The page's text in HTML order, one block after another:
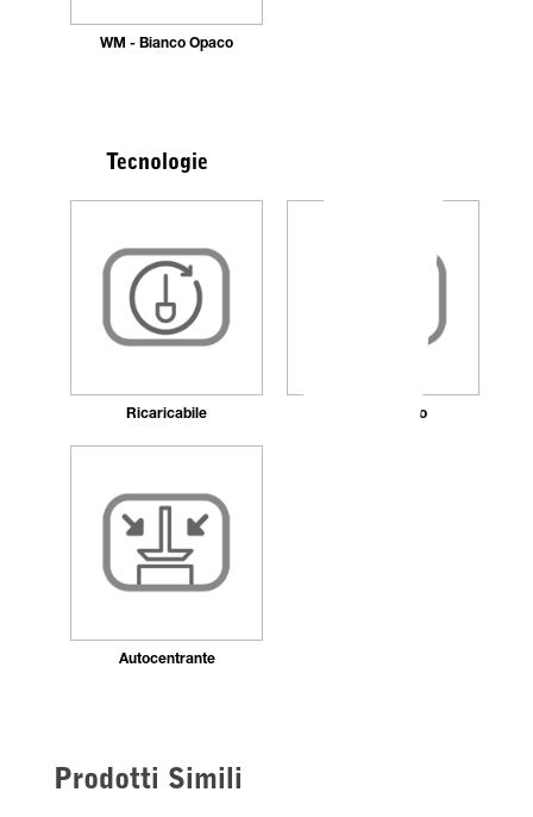
WM - Bianco Opaco
Tecnologie
Ricaricabile Antibatterico
Autocentrante
Prodotti Simili